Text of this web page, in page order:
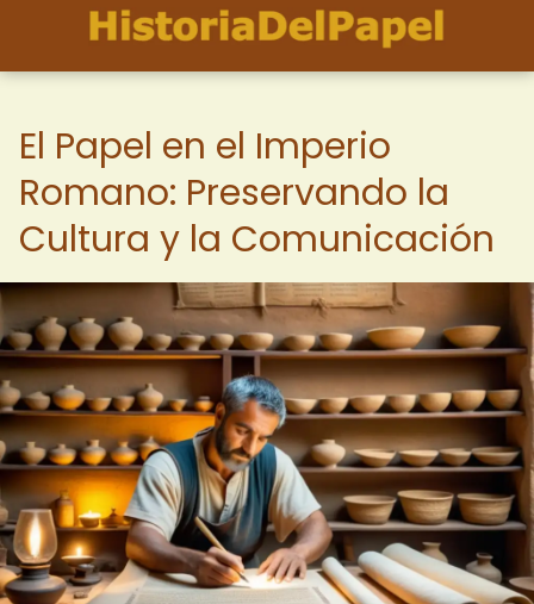
El Papel en el Imperio
Romano: Preservando la
Cultura y la Comunicación